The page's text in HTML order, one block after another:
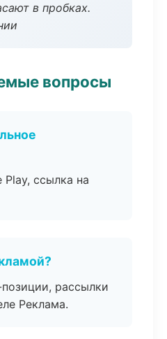
в пробках.
вопросы
ссылка на
рассылки
Реклама.